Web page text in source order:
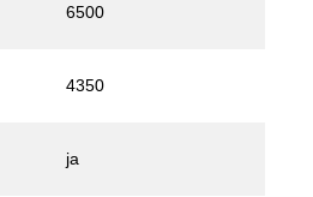
6500
4350
ja